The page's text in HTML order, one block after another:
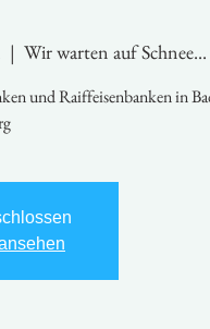
  |
Wir warten auf Schnee...
und Raiffeisenbanken in